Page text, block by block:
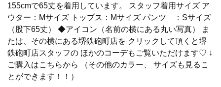
155cmで65丈を着用しています。 スタッフ着用サイズ ア
ウター：Mサイズ トップス：Mサイズ パンツ ：Sサイズ
（股下65丈） ◆アイコン（名前の横にある丸い写真） ま
たは、その横にある堺鉄砲町店を クリックして頂くと堺
鉄砲町店スタッフの ほかのコーデもご覧いただけます♡ ↓
ご購入はこちらから （その他のカラー、 サイズも見るこ
とができます！！）